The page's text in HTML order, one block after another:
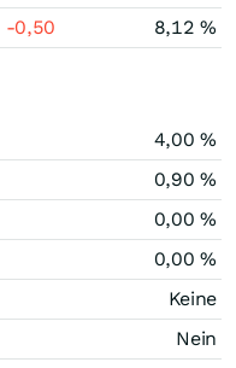
-0,50 8,12 %
4,00 %
0,90 %
0,00 %
0,00 %
Keine
Nein